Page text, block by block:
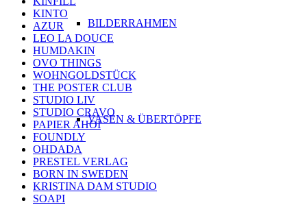
BILDERRAHMEN
VASEN & ÜBERTÖPFE
KINTO
AZUR
LEO LA DOUCE
HUMDAKIN
OVO THINGS
WOHNGOLDSTÜCK
THE POSTER CLUB
STUDIO LIV
STUDIO CRAVO
PAPIER AHOI
FOUNDLY
OHDADA
PRESTEL VERLAG
BORN IN SWEDEN
KRISTINA DAM STUDIO
SOAPI